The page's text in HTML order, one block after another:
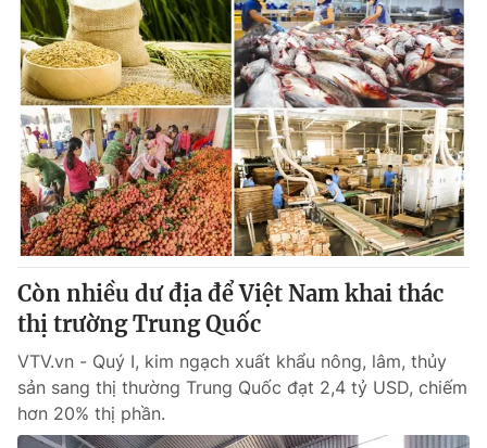
Còn nhiều dư địa để Việt Nam khai thác
thị trường Trung Quốc
VTV.vn - Quý I, kim ngạch xuất khẩu nông, lâm, thủy
sản sang thị thường Trung Quốc đạt 2,4 tỷ USD, chiếm
hơn 20% thị phần.